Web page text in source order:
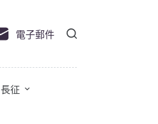
電子郵件
長征